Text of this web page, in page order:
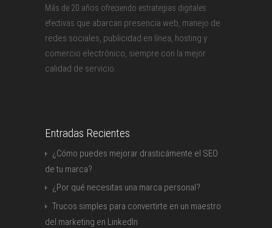
Más de 20 años ofreciendo estrategias digitales
efectivas que abarcan presencia web, manejo de
redes sociales, publicidad en línea, hosting y
comercio electrónico, siempre con la mejor
calidad de servicio.
Entradas Recientes
¿Cómo puedes mejorar drasticámente el SEO
de tu marca?
¿Por qué necesitas una marca personal?
Trucos simples para convertirte en un maestro
del marketing en LinkedIn